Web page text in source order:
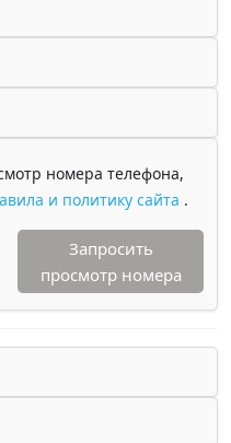
номера телефона,
и политику сайта .
Запросить
просмотр номера